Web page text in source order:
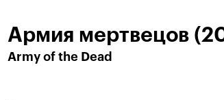
Армия мертвецов
Army of the Dead